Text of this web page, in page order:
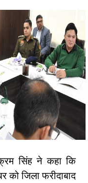
सिंह ने कहा कि
को जिला फरीदाबाद